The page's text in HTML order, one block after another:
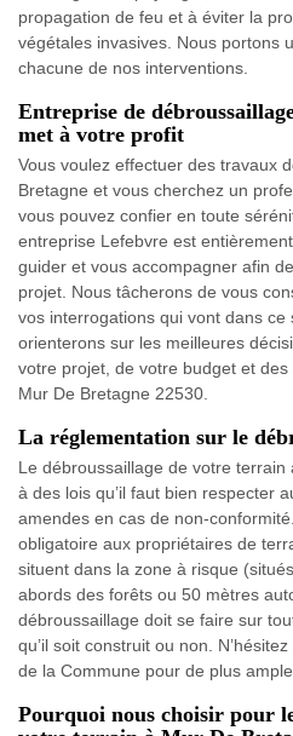
propagation de feu et à éviter la
végétales invasives. Nous portons
chacune de nos interventions.
Entreprise de
met à votre profit
Vous voulez effectuer des travaux
Bretagne et vous cherchez un
vous pouvez confier en toute
entreprise Lefebvre est
guider et vous accompagner afin
projet. Nous tâcherons de vous
vos interrogations qui vont dans
orienterons sur les meilleures
votre projet, de votre budget et
Mur De Bretagne 22530.
La réglementation sur le
Le débroussaillage de votre
à des lois qu’il faut bien respecter
amendes en cas de non-
obligatoire aux propriétaires de
situent dans la zone à risque
abords des forêts ou 50 mètres
débroussaillage doit se faire sur
qu’il soit construit ou non.
de la Commune pour de plus
Pourquoi nous choisir pour